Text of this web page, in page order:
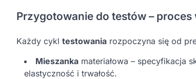
Przygotowanie do testów –
Każdy cykl testowania rozpoczyna się od
Mieszanka materiałowa – specyfikacja
elastyczność i trwałość.